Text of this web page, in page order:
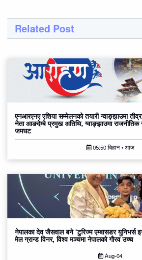
Related Post
एनआरएनए एशिया सम्मेलनको तयारी ग्वाङ्झाउमा
नेता आङदेम्बे प्रमुख अतिथि, ग्वाङ्झाउमा राजनीतिक
जमघट
05:50 बिहान • आज
नेपालका देव जैसवाल बने ‘टुरिज्म एम्बासडर
मेल ग्रान्ड विनर, विश्व मञ्चमा नेपालको गौरव उच्च
Aug-04